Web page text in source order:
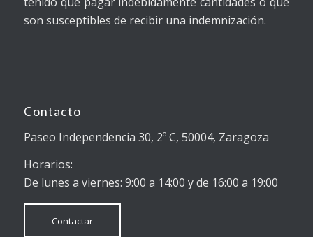
son susceptibles de recibir una indemnización.
Contacto
Paseo Independencia 30, 2º C, 50004, Zaragoza
Horarios:
De lunes a viernes: 9:00 a 14:00 y de 16:00 a 19:00
Contactar